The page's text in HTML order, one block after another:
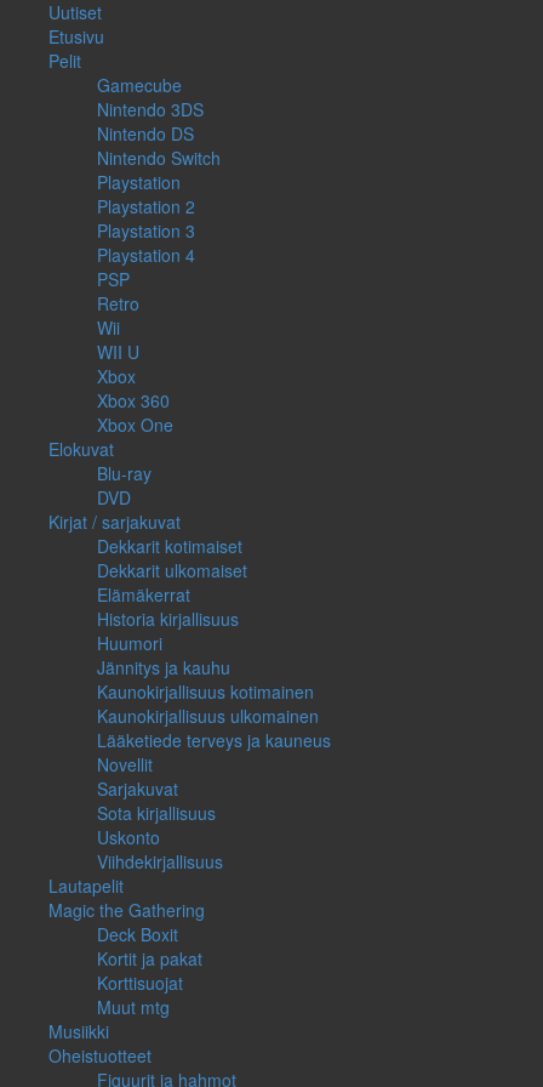
Uutiset
Etusivu
Pelit
Gamecube
Nintendo 3DS
Nintendo DS
Nintendo Switch
Playstation
Playstation 2
Playstation 3
Playstation 4
PSP
Retro
Wii
WII U
Xbox
Xbox 360
Xbox One
Elokuvat
Blu-ray
DVD
Kirjat / sarjakuvat
Dekkarit kotimaiset
Dekkarit ulkomaiset
Elämäkerrat
Historia kirjallisuus
Huumori
Jännitys ja kauhu
Kaunokirjallisuus kotimainen
Kaunokirjallisuus ulkomainen
Lääketiede terveys ja kauneus
Novellit
Sarjakuvat
Sota kirjallisuus
Uskonto
Viihdekirjallisuus
Lautapelit
Magic the Gathering
Deck Boxit
Kortit ja pakat
Korttisuojat
Muut mtg
Musiikki
Oheistuotteet
Figuurit ja hahmot